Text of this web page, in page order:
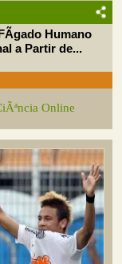
Humano
a Partir de...
Online